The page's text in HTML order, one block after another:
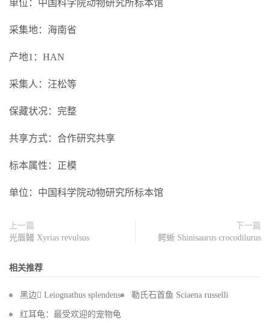
单位：中国科学院动物研究所标本馆
采集地：海南省
产地1：HAN
采集人：汪松等
保藏状况：完整
共享方式：合作研究共享
标本属性：正模
单位：中国科学院动物研究所标本馆
上一篇
光唇鳗 Xyrias revulsus
下一篇
鳄蜥 Shinisaurus crocodilurus
相关推荐
黑边 Leiognathus splendens 勒氏石首鱼 Sciaena russelli
红耳龟：最受欢迎的宠物龟